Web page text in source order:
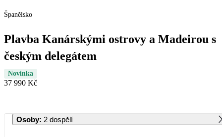
Španělsko
Plavba Kanárskými ostrovy a Madeirou s
českým delegátem
Novinka
37 990 Kč
Osoby: 2 dospělí